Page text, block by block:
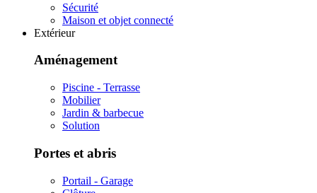
Sécurité
Maison et objet connecté
Extérieur
Aménagement
Piscine - Terrasse
Mobilier
Jardin & barbecue
Solution
Portes et abris
Portail - Garage